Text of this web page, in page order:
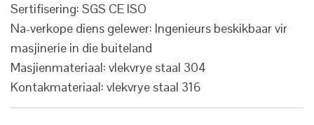
Sertifisering: SGS CE ISO
Na-verkope diens gelewer: Ingenieurs beskikbaar vir
masjinerie in die buiteland
Masjienmateriaal: vlekvrye staal 304
Kontakmateriaal: vlekvrye staal 316